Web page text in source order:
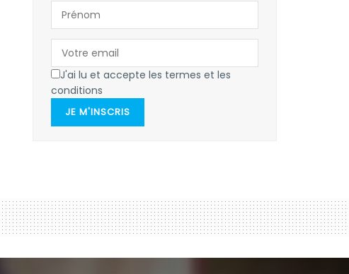
J'ai lu et accepte les termes et les
conditions
JE M'INSCRIS